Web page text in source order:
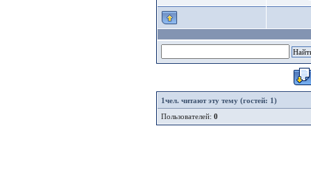
1чел. читают эту тему (гостей: 1)
Пользователей: 0